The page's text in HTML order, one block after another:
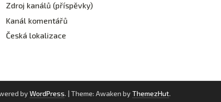
Zdroj kanálů (příspěvky)
Kanál komentářů
Česká lokalizace
by WordPress. | Theme: Awaken by ThemezHut.